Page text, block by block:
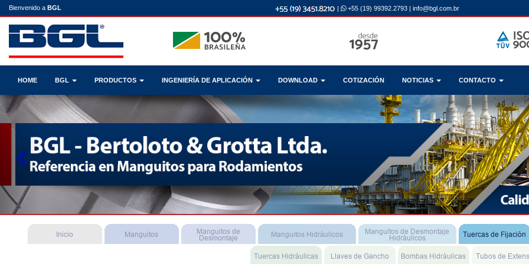
Bienvenido a BGL | +55 (19) 99392.2793 | info@bgl.com.br
HOME BGL PRODUCTOS INGENIERÍA DE APLICACIÓN DOWNLOAD COTIZACIÓN NOTICIAS CONTACTO
Previous